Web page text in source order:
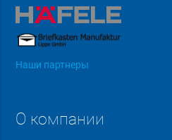
Наши партнеры
О компании